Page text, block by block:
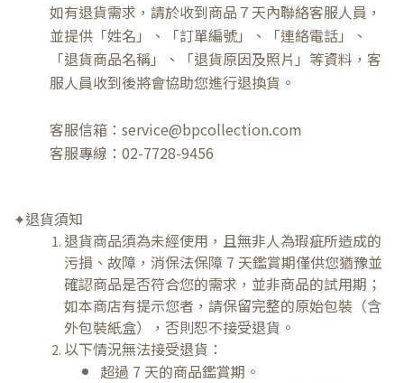
如有退貨需求，請於收到商品７天內聯絡客服人員，
並提供「姓名」、「訂單編號」、「連絡電話」、
「退貨商品名稱」、「退貨原因及照片」等資料，客
服人員收到後將會協助您進行退換貨。
客服信箱： service@bpcollection.com
客服專線： 02-7728-9456
✦退貨須知
退貨商品須為未經使用，且無非人為瑕疵所造成的
污損、故障，消保法保障 7 天鑑賞期僅供您猶豫並
確認商品是否符合您的需求，並非商品的試用期；
如本商店有提示您者，請保留完整的原始包裝（含
外包裝紙盒），否則恕不接受退貨。
以下情況無法接受退貨：
超過 7 天的商品鑑賞期。